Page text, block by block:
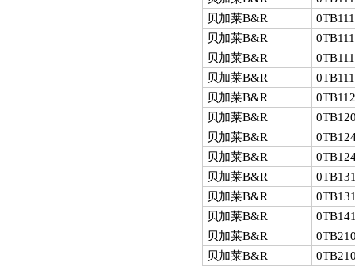
贝加莱B&R
贝加莱B&R
贝加莱B&R
贝加莱B&R
贝加莱B&R
贝加莱B&R
贝加莱B&R
贝加莱B&R
贝加莱B&R
贝加莱B&R
贝加莱B&R
贝加莱B&R
贝加莱B&R